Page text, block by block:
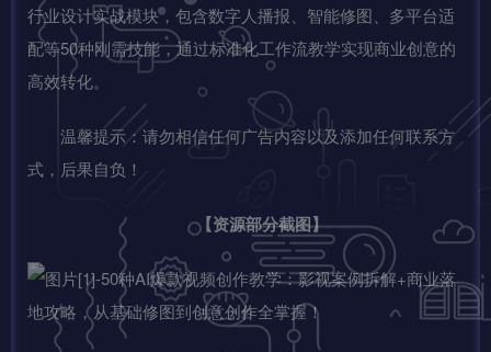
行业设计实战模块，包含数字人播报、智能修图、多平台适
配等50种刚需技能，通过标准化工作流教学实现商业创意的
高效转化。
温馨提示：请勿相信任何广告内容以及添加任何联系方
式，后果自负！
【资源部分截图】